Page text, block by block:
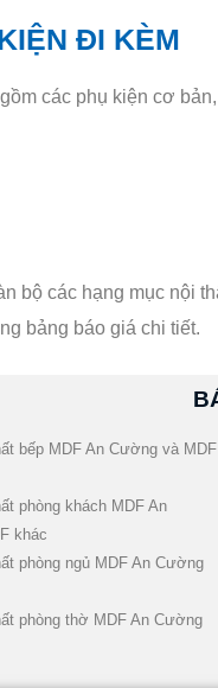
ĐI KÈM
các phụ kiện cơ
bộ các hạng mục nội
bảng báo giá chi tiết.
bếp MDF An Cường và MDF
phòng khách MDF An
khác
phòng ngủ MDF An Cường
phòng thờ MDF An Cường